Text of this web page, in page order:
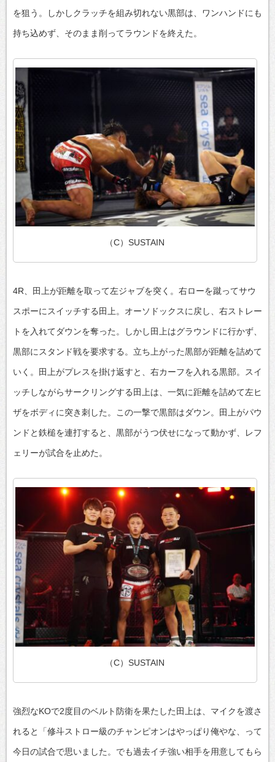
を狙う。しかしクラッチを組み切れない黒部は、ワンハンドにも
持ち込めず、そのまま削ってラウンドを終えた。
（C）SUSTAIN
4R、田上が距離を取って左ジャブを突く。右ローを蹴ってサウ
スポーにスイッチする田上。オーソドックスに戻し、右ストレー
トを入れてダウンを奪った。しかし田上はグラウンドに行かず、
黒部にスタンド戦を要求する。立ち上がった黒部が距離を詰めて
いく。田上がプレスを掛け返すと、右カーフを入れる黒部。スイ
ッチしながらサークリングする田上は、一気に距離を詰めて左ヒ
ザをボディに突き刺した。この一撃で黒部はダウン。田上がパウ
ンドと鉄槌を連打すると、黒部がうつ伏せになって動かず、レフ
ェリーが試合を止めた。
（C）SUSTAIN
強烈なKOで2度目のベルト防衛を果たした田上は、マイクを渡さ
れると「修斗ストロー級のチャンピオンはやっぱり俺やな、って
今日の試合で思いました。でも過去イチ強い相手を用意してもら